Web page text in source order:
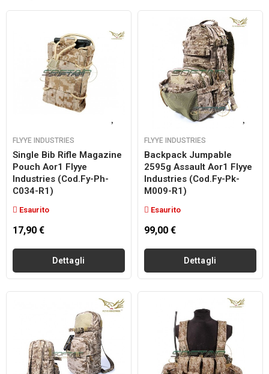
FLYYE INDUSTRIES
Single Bib Rifle Magazine
Pouch Aor1 Flyye
Industries (cod.fy-Ph-
C034-R1)
Esaurito
17,90 €
Dettagli
FLYYE INDUSTRIES
Backpack Jumpable
2595g Assault Aor1 Flyye
Industries (cod.fy-Pk-
M009-R1)
Esaurito
99,00 €
Dettagli